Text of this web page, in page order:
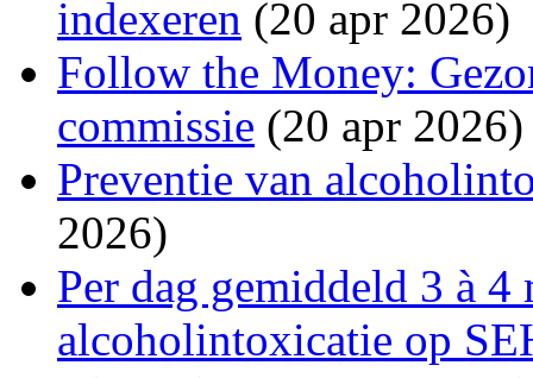
indexeren (20 apr 2026)
Follow the Money:
commissie (20 apr 2026)
Preventie van
2026)
Per dag gemiddeld 3 à
alcoholintoxicatie op